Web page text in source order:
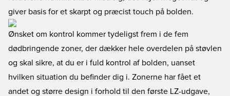
giver basis for et skarpt og præcist touch på bolden.
Ønsket om kontrol kommer tydeligst frem i de fem
dødbringende zoner, der dækker hele overdelen på støvlen
og skal sikre, at du er i fuld kontrol af bolden, uanset
hvilken situation du befinder dig i. Zonerne har fået et
andet og større design i forhold til den første LZ-udgave,